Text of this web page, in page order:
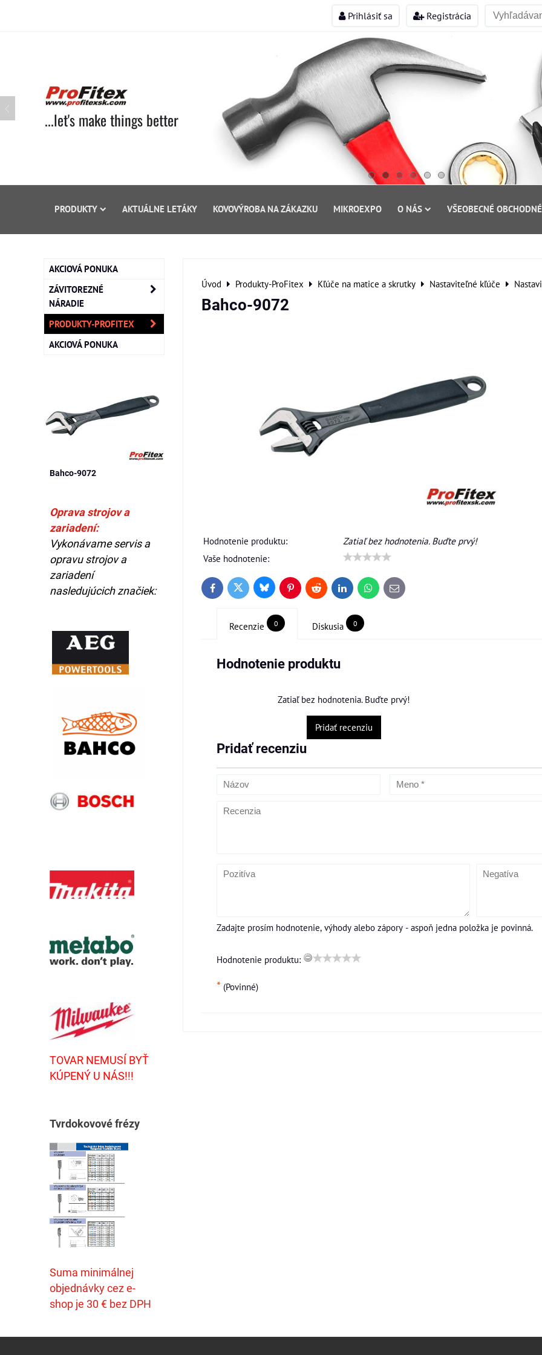
Prihlásiť sa Registrácia
...let's make things better
PRODUKTY AKTUÁLNE LETÁKY KOVOVÝROBA NA ZÁKAZKU MIKROEXPO O NÁS VŠEOBECNÉ
Úvod Produkty-ProFitex Kľúče na matice a skrutky Nastaviteľné kľúče
Bahco-9072
Hodnotenie produktu:
Zatiaľ bez hodnotenia. Buďte prvý!
Vaše hodnotenie:
FacebookTwitter BlueskyPinterestReddit LinkedInWhatsApp
E-
mail
Recenzie 0 Diskusia 0
Hodnotenie produktu
Zatiaľ bez hodnotenia. Buďte prvý!
Pridať recenziu
Pridať recenziu
Zadajte prosím hodnotenie, výhody alebo zápory - aspoň jedna položka je povinná.
Hodnotenie produktu:
* (Povinné)
AKCIOVÁ PONUKA
ZÁVITOREZNÉ
NÁRADIE
PRODUKTY-PROFITEX
AKCIOVÁ PONUKA
Bahco-9072
Oprava strojov a
zariadení:
Vykonávame servis a
opravu strojov a
zariadení
nasledujúcich značiek:
TOVAR NEMUSÍ BYŤ
KÚPENÝ U NÁS!!!
Tvrdokovové frézy
Suma minimálnej
objednávky cez e-
shop je 30 € bez DPH